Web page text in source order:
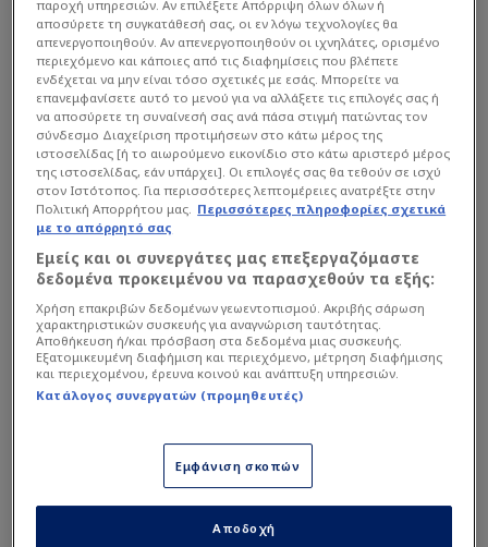
μεγαλύτερο σκορ από το 0-2 που τελικά
ολοκλήρωσαν το πρώτο μέρος.
παροχή υπηρεσιών. Αν επιλέξετε Απόρριψη όλων όλων ή
αποσύρετε τη συγκατάθεσή σας, οι εν λόγω τεχνολογίες θα
απενεργοποιηθούν. Αν απενεργοποιηθούν οι ιχνηλάτες, ορισμένο
περιεχόμενο και κάποιες από τις διαφημίσεις που βλέπετε
ενδέχεται να μην είναι τόσο σχετικές με εσάς. Μπορείτε να
επανεμφανίσετε αυτό το μενού για να αλλάξετε τις επιλογές σας ή
να αποσύρετε τη συναίνεσή σας ανά πάσα στιγμή πατώντας τον
σύνδεσμο Διαχείριση προτιμήσεων στο κάτω μέρος της
ιστοσελίδας [ή το αιωρούμενο εικονίδιο στο κάτω αριστερό μέρος
της ιστοσελίδας, εάν υπάρχει]. Οι επιλογές σας θα τεθούν σε ισχύ
στον Ιστότοπος. Για περισσότερες λεπτομέρειες ανατρέξτε στην
Πολιτική Απορρήτου μας. Περισσότερες πληροφορίες σχετικά
με το απόρρητό σας
Εμείς και οι συνεργάτες μας επεξεργαζόμαστε
δεδομένα προκειμένου να παρασχεθούν τα εξής:
Χρήση επακριβών δεδομένων γεωεντοπισμού. Ακριβής σάρωση
χαρακτηριστικών συσκευής για αναγνώριση ταυτότητας.
Αποθήκευση ή/και πρόσβαση στα δεδομένα μιας συσκευής.
Εξατομικευμένη διαφήμιση και περιεχόμενο, μέτρηση διαφήμισης
και περιεχομένου, έρευνα κοινού και ανάπτυξη υπηρεσιών.
Κατάλογος συνεργατών (προμηθευτές)
Εμφάνιση σκοπών
Αποδοχή